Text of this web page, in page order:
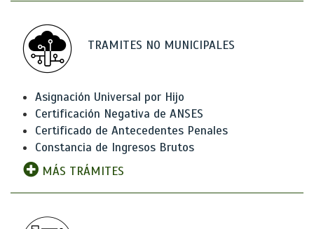
TRAMITES NO MUNICIPALES
Asignación Universal por Hijo
Certificación Negativa de ANSES
Certificado de Antecedentes Penales
Constancia de Ingresos Brutos
MÁS TRÁMITES